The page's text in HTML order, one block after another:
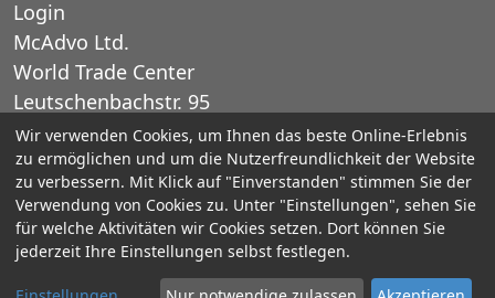
Login
McAdvo Ltd.
World Trade Center
Leutschenbachstr. 95
CH-8050 Zurich
Schweiz
E-Mail: office@mcadvo.com
© 2005-2025 McAdvo Ltd.
Wir verwenden Cookies, um Ihnen das beste Online-Erlebnis
zu ermöglichen und um die Nutzerfreundlichkeit der Website
zu verbessern. Mit Klick auf "Einverstanden" stimmen Sie der
Verwendung von Cookies zu. Unter "Einstellungen", sehen Sie
für welche Aktivitäten wir Cookies setzen. Dort können Sie
jederzeit Ihre Einstellungen selbst festlegen.